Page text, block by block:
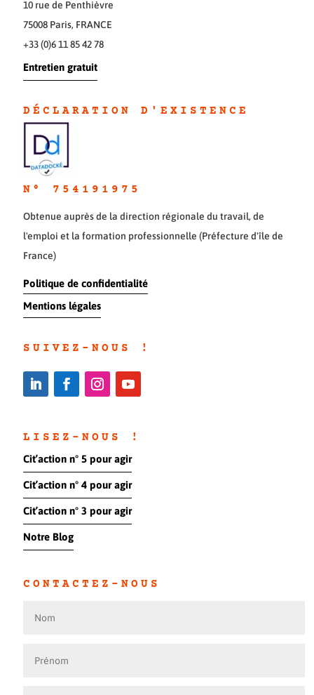
10 rue de Penthièvre
75008 Paris, FRANCE
+33 (0)6 11 85 42 78
Entretien gratuit
DÉCLARATION D'EXISTENC E
N° 754191975
Obtenue auprès de la direction régionale du travail, de
l'emploi et la formation professionnelle (Préfecture d'île de
France)
Politique de confidentialité
Mentions légales
SUIVEZ-NOUS !
LISEZ-NOUS !
Cit’action n° 5 pour agir
Cit’action n° 4 pour agir
Cit’action n° 3 pour agir
Notre Blog
CONTACTEZ-NOUS